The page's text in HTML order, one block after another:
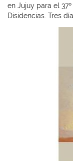
en Jujuy para el
Disidencias. Tres